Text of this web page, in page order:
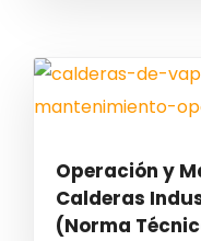
Operación y
Calderas
(Norma